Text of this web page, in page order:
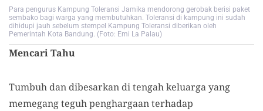
Para pengurus Kampung Toleransi Jamika mendorong gerobak berisi paket
sembako bagi warga yang membutuhkan. Toleransi di kampung ini sudah
dihidupi jauh sebelum stempel Kampung Toleransi diberikan oleh
Pemerintah Kota Bandung. (Foto: Emi La Palau)
Mencari Tahu
Tumbuh dan dibesarkan di tengah keluarga yang
memegang teguh penghargaan terhadap